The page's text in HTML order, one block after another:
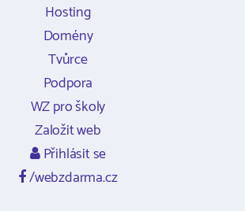
Hosting
Domény
Tvůrce
Podpora
WZ pro školy
Založit web
Přihlásit se
/webzdarma.cz